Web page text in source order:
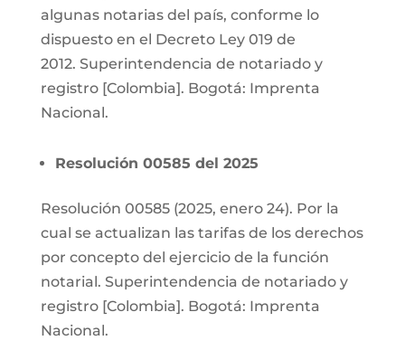
algunas notarias del país, conforme lo
dispuesto en el Decreto Ley 019 de
2012. Superintendencia de notariado y
registro [Colombia]. Bogotá: Imprenta
Nacional.
Resolución 00585 del 2025
Resolución 00585 (2025, enero 24). Por la
cual se actualizan las tarifas de los derechos
por concepto del ejercicio de la función
notarial. Superintendencia de notariado y
registro [Colombia]. Bogotá: Imprenta
Nacional.